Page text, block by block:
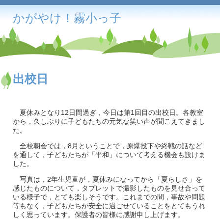
かがやけ！霧小っ子
出校日
夏休みとなり12日間過ぎ，今日は第1回目の出校日。各教室
から，久しぶりに子どもたちの元気な笑い声が聞こえてきまし
た。
全校朝会では，8月ということで，原爆投下や終戦の話など
を通して，子どもたちが「平和」について考える機会も設けま
した。
写真は，2年生児童が，夏休みになってから「夏らしさ」を
感じたものについて，タブレットで撮影したものを見せ合って
いる様子で，とても楽しそうです。これまでの間，事故や問題
等もなく，子どもたちが安全に過ごせていることをとてもうれ
しく思っています。保護者の皆様に感謝申し上げます。